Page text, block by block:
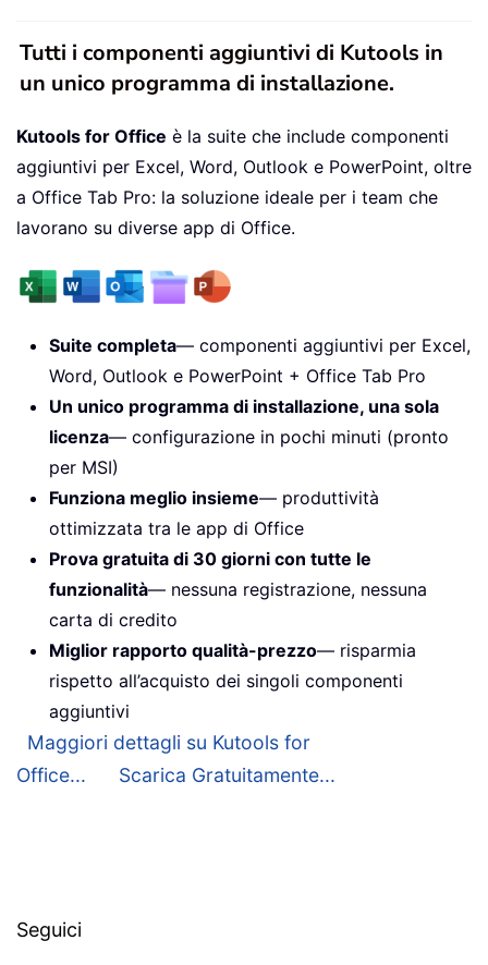
Tutti i componenti aggiuntivi di Kutools in
un unico programma di installazione.
Kutools for Office è la suite che include componenti
aggiuntivi per Excel, Word, Outlook e PowerPoint, oltre
a Office Tab Pro: la soluzione ideale per i team che
lavorano su diverse app di Office.
Suite completa— componenti aggiuntivi per Excel,
Word, Outlook e PowerPoint + Office Tab Pro
Un unico programma di installazione, una sola
licenza— configurazione in pochi minuti (pronto
per MSI)
Funziona meglio insieme— produttività
ottimizzata tra le app di Office
Prova gratuita di 30 giorni con tutte le
funzionalità— nessuna registrazione, nessuna
carta di credito
Miglior rapporto qualità-prezzo— risparmia
rispetto all’acquisto dei singoli componenti
aggiuntivi
Maggiori dettagli su Kutools for
Office...
Scarica Gratuitamente...
Seguici